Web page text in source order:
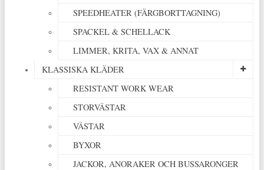
SPEEDHEATER (FÄRGBORTTAGNING)
SPACKEL & SCHELLACK
LIMMER, KRITA, VAX & ANNAT
KLASSISKA KLÄDER
RESISTANT WORK WEAR
STORVÄSTAR
VÄSTAR
BYXOR
JACKOR, ANORAKER OCH BUSSARONGER